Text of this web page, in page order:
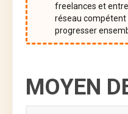
freelances et
réseau
progresser
MOYEN